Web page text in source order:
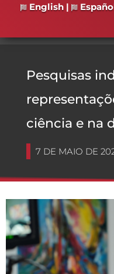
English |
Pesquisas
ciência e na
7 DE MAIO DE